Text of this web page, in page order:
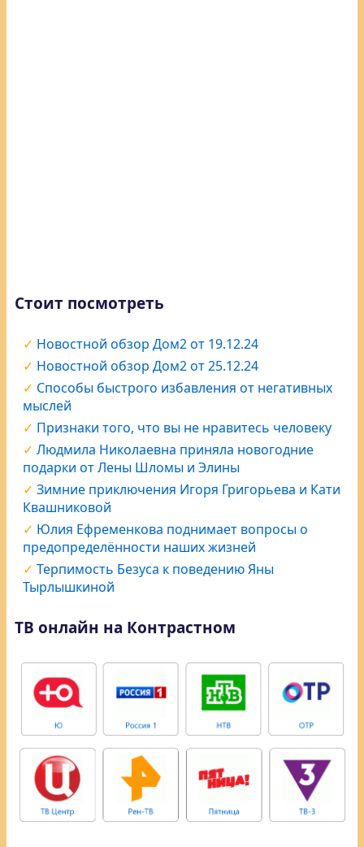
Стоит посмотреть
Новостной обзор Дом2 от 19.12.24
Новостной обзор Дом2 от 25.12.24
Способы быстрого избавления от негативных
мыслей
Признаки того, что вы не нравитесь человеку
Людмила Николаевна приняла новогодние
подарки от Лены Шломы и Элины
Зимние приключения Игоря Григорьева и Кати
Квашниковой
Юлия Ефременкова поднимает вопросы о
предопределённости наших жизней
Терпимость Безуса к поведению Яны
Тырлышкиной
ТВ онлайн на Контрастном